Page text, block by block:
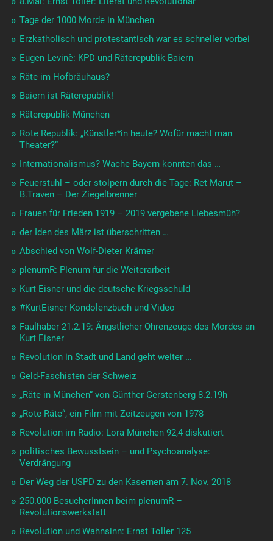
Tage der 1000 Morde in München
Erzkatholisch und protestantisch war es schneller vorbei
Eugen Levinè: KPD und Räterepublik Baiern
Räte im Hofbräuhaus?
Baiern ist Räterepublik!
Räterepublik München
Rote Republik: „Künstler*in heute? Wofür macht man
Theater?“
Internationalismus? Wache Bayern konnten das …
Feuerstuhl – oder stolpern durch die Tage: Ret Marut –
B.Traven – Der Ziegelbrenner
Frauen für Frieden 1919 – 2019 vergebene Liebesmüh?
der Iden des März ist überschritten …
Abschied von Wolf-Dieter Krämer
plenumR: Plenum für die Weiterarbeit
Kurt Eisner und die deutsche Kriegsschuld
#KurtEisner Kondolenzbuch und Video
Faulhaber 21.2.19: Ängstlicher Ohrenzeuge des Mordes an
Kurt Eisner
Revolution in Stadt und Land geht weiter …
Geld-Faschisten der Schweiz
„Räte in München“ von Günther Gerstenberg 8.2.19h
„Rote Räte“, ein Film mit Zeitzeugen von 1978
Revolution im Radio: Lora München 92,4 diskutiert
politisches Bewusstsein – und Psychoanalyse:
Verdrängung
Der Weg der USPD zu den Kasernen am 7. Nov. 2018
250.000 BesucherInnen beim plenumR –
Revolutionswerkstatt
Revolution und Wahnsinn: Ernst Toller 125